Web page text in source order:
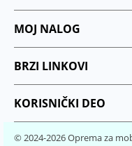
MOJ NALOG
BRZI LINKOVI
KORISNIČKI DEO
© 2024-2026 Oprema za